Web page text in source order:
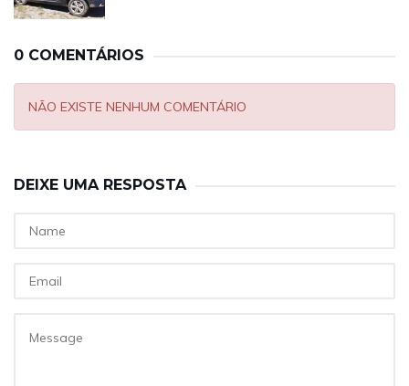
0 COMENTÁRIOS
NÃO EXISTE NENHUM COMENTÁRIO
DEIXE UMA RESPOSTA